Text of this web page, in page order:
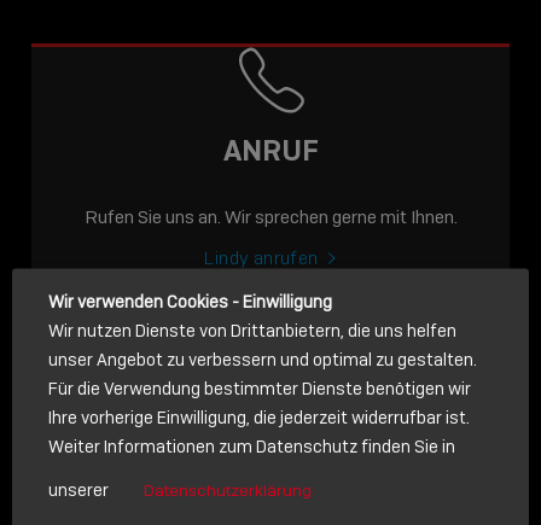
USB-C ÜBER LANGE
DISTANZEN: AKTIVE
USB-C-KABEL FÜR
STABILE 10 GBIT/S BIS
ANRUF
Rufen Sie uns an. Wir sprechen gerne mit Ihnen.
Lindy anrufen
NACHRICHT
Schreiben Sie lieber? Dann schicken Sie uns gerne eine
Wir verwenden Cookies - Einwilligung
Wir nutzen Dienste von Drittanbietern, die uns helfen
unser Angebot zu verbessern und optimal zu gestalten.
Für die Verwendung bestimmter Dienste benötigen wir
Ihre vorherige Einwilligung, die jederzeit widerrufbar ist.
Weiter Informationen zum Datenschutz finden Sie in
unserer
Datenschutzerklärung